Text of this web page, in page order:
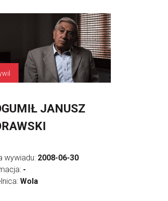
JANUSZ
wywiadu: 2008-06-30
-
Wola